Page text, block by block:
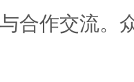
合作交流。